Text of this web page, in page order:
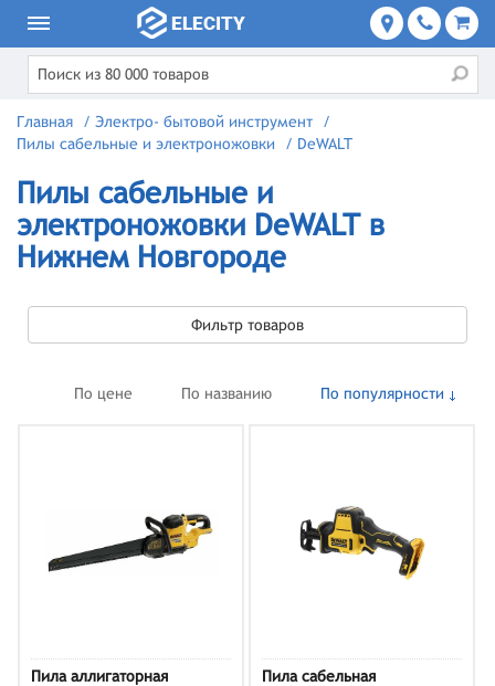
Главная / Электро- бытовой инструмент
/
Пилы сабельные и электроножовки
/ DeWALT
Пилы сабельные и
электроножовки DeWALT в
Нижнем Новгороде
Фильтр товаров
По цене По названию По популярности
Пила аллигаторная
Пила сабельная